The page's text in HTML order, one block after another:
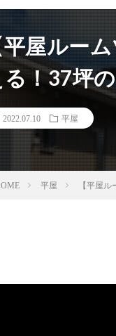
屋ルー
る！37坪
2022.07.10 平屋
平屋 【平屋